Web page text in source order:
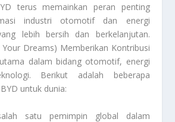
terus memainkan peran penting
industri otomotif dan energi
lebih bersih dan berkelanjutan.
Your Dreams) Memberikan Kontribusi
dalam bidang otomotif, energi
Berikut adalah beberapa
untuk dunia:
satu pemimpin global dalam